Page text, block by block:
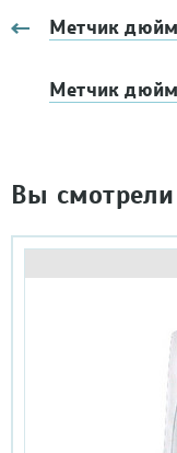
Метчик
Метчик
Вы смотрели